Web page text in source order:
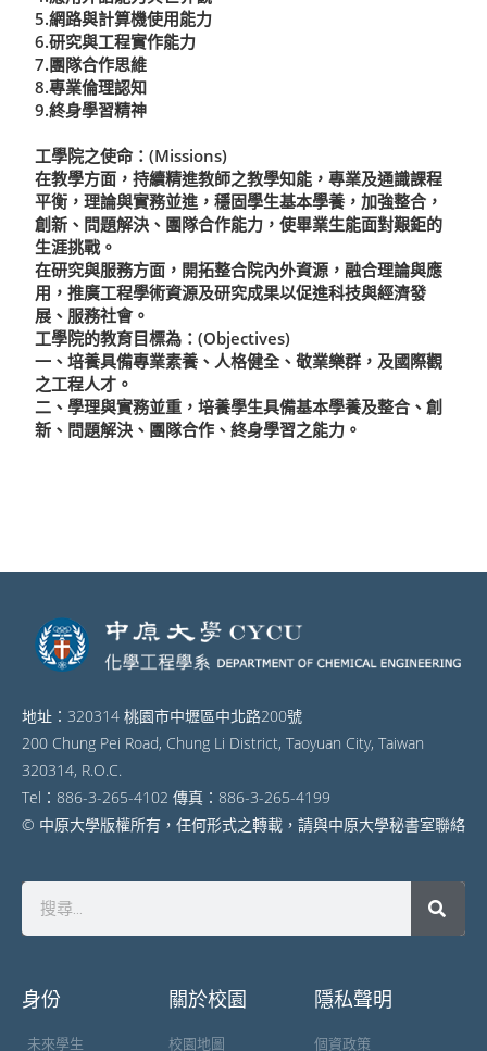
5.網路與計算機使用能力
6.研究與工程實作能力
7.團隊合作思維
8.專業倫理認知
9.終身學習精神
工學院之使命：(Missions)
在教學方面，持續精進教師之教學知能，專業及通識課程
平衡，理論與實務並進，穩固學生基本學養，加強整合，
創新、問題解決、團隊合作能力，使畢業生能面對艱鉅的
生涯挑戰。
在研究與服務方面，開拓整合院內外資源，融合理論與應
用，推廣工程學術資源及研究成果以促進科技與經濟發
展、服務社會。
工學院的教育目標為：(Objectives)
一、培養具備專業素養、人格健全、敬業樂群，及國際觀
之工程人才。
二、學理與實務並重，培養學生具備基本學養及整合、創
新、問題解決、團隊合作、終身學習之能力。
地址：320314 桃園市中壢區中北路200號
200 Chung Pei Road, Chung Li District, Taoyuan City, Taiwan
320314, R.O.C.
Tel：886-3-265-4102 傳真：886-3-265-4199
© 中原大學版權所有，任何形式之轉載，請與中原大學秘書室聯絡
身份
未來學生
關於校園
校園地圖
隱私聲明
個資政策